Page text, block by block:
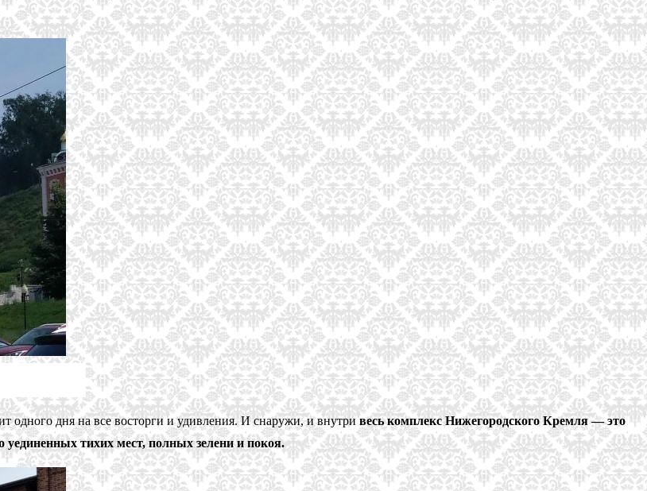
одного дня на все восторги и удивления. И снаружи, и внутривесь комплекс Нижегородского Кремля — это
тихих мест, полных зелени и покоя.